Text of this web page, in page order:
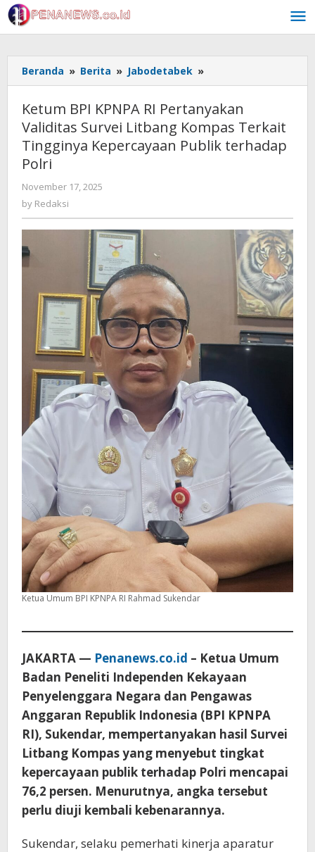
Skip
to
content
Beranda » Berita » Jabodetabek »
BPI
RI
Pertanyakan
Validitas
Tingginya
Kepercayaan
Publik
terhadap
Ketum BPI KPNPA RI Pertanyakan
Validitas Survei Litbang Kompas Terkait
Tingginya Kepercayaan Publik terhadap
Polri
November 17, 2025
by Redaksi
Ketua Umum BPI KPNPA RI Rahmad Sukendar
JAKARTA — Penanews.co.id – Ketua Umum
Badan Peneliti Independen Kekayaan
Penyelenggara Negara dan Pengawas
Anggaran Republik Indonesia (BPI KPNPA
RI), Sukendar, mempertanyakan hasil Survei
Litbang Kompas yang menyebut tingkat
kepercayaan publik terhadap Polri mencapai
76,2 persen. Menurutnya, angka tersebut
perlu diuji kembali kebenarannya.
Sukendar, selaku pemerhati kinerja aparatur